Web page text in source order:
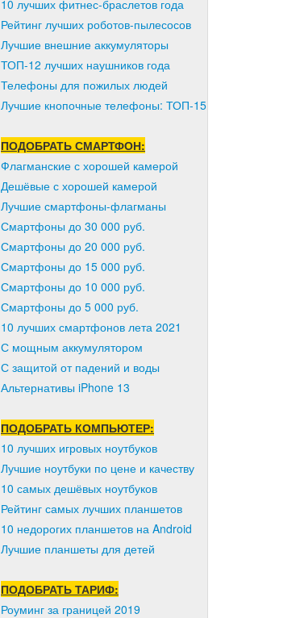
10 лучших фитнес-браслетов года
Рейтинг лучших роботов-пылесосов
Лучшие внешние аккумуляторы
ТОП-12 лучших наушников года
Телефоны для пожилых людей
Лучшие кнопочные телефоны: ТОП-15
ПОДОБРАТЬ СМАРТФОН:
Флагманские с хорошей камерой
Дешёвые с хорошей камерой
Лучшие смартфоны-флагманы
Смартфоны до 30 000 руб.
Смартфоны до 20 000 руб.
Смартфоны до 15 000 руб.
Смартфоны до 10 000 руб.
Смартфоны до 5 000 руб.
10 лучших смартфонов лета 2021
С мощным аккумулятором
С защитой от падений и воды
Альтернативы iPhone 13
ПОДОБРАТЬ КОМПЬЮТЕР:
10 лучших игровых ноутбуков
Лучшие ноутбуки по цене и качеству
10 самых дешёвых ноутбуков
Рейтинг самых лучших планшетов
10 недорогих планшетов на Android
Лучшие планшеты для детей
ПОДОБРАТЬ ТАРИФ:
Роуминг за границей 2019